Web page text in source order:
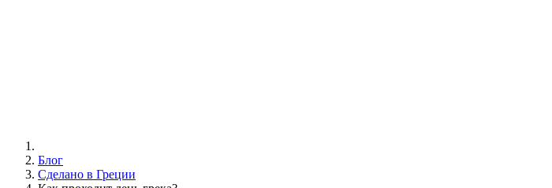
Блог
Сделано в Греции